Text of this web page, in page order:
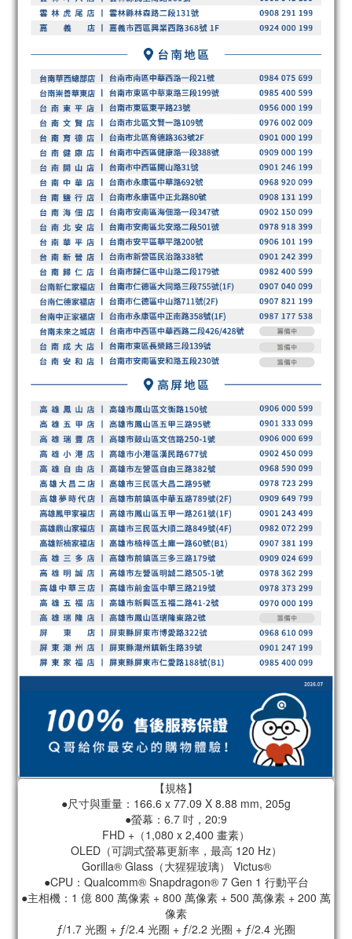
【規格】
●尺寸與重量：166.6 x 77.09 X 8.88 mm, 205g
●螢幕：6.7 吋，20:9
FHD +（1,080 x 2,400 畫素）
OLED（可調式螢幕更新率，最高 120 Hz）
Gorilla® Glass（大猩猩玻璃） Victus®
●CPU：Qualcomm® Snapdragon® 7 Gen 1 行動平台
●主相機：1 億 800 萬像素 + 800 萬像素 + 500 萬像素 + 200 萬
像素
ƒ/1.7 光圈 + ƒ/2.4 光圈 + ƒ/2.2 光圈 + ƒ/2.4 光圈​